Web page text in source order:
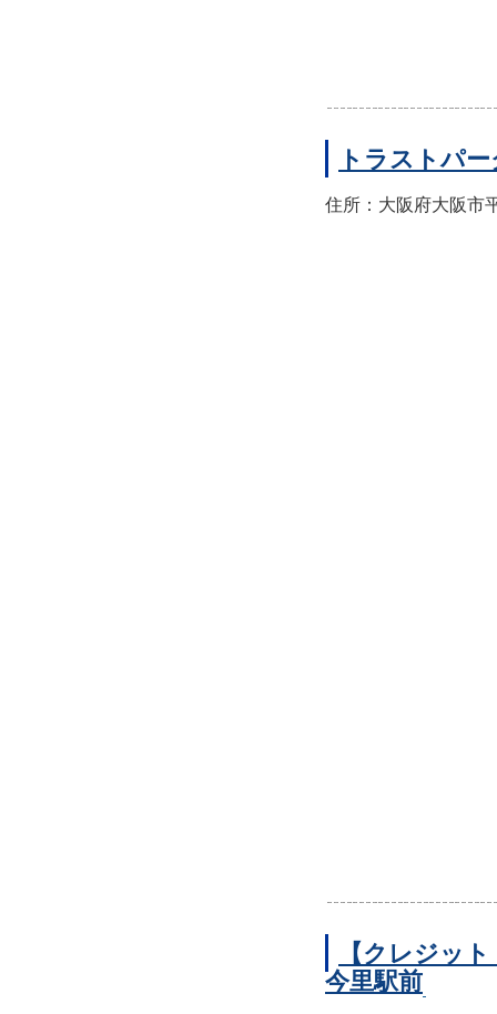
トラストパ
住所：大阪府大阪市
【クレジッ
今里駅前